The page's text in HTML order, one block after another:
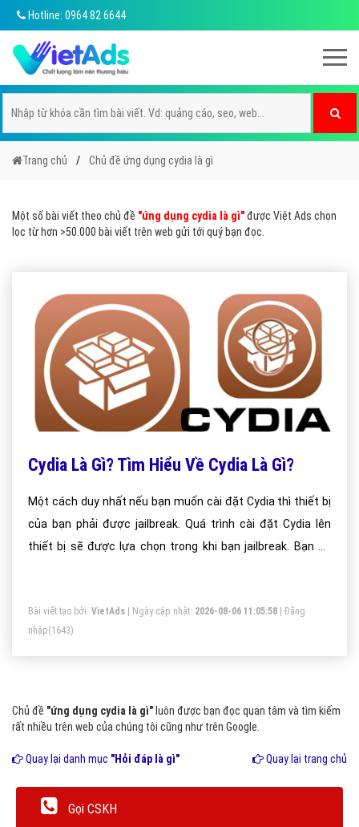
Hotline: 0964 82 6644
Trang chủ Chủ đề ứng dụng cydia là gì
Một số bài viết theo chủ đề "ứng dụng cydia là gì"được Việt Ads chọn
lọc từ hơn >50.000 bài viết trên web gửi tới quý bạn đọc.
Cydia Là Gì? Tìm Hiểu Về Cydia Là Gì?
Một cách duy nhất nếu bạn muốn cài đặt Cydia thì thiết bị
của bạn phải được jailbreak. Quá trình cài đặt Cydia lên
thiết bị sẽ được lựa chọn trong khi bạn jailbreak. Bạn sẽ
Bài viết tạo bởi: VietAds | Ngày cập nhật: 2026-08-06 11:05:58
Đăng
nhập(1643)
Chủ đề "ứng dụng cydia là gì" luôn được bạn đọc quan tâm và tìm kiếm
rất nhiều trên web của chúng tôi cũng như trên Google.
Quay lại danh mục "Hỏi đáp là gì" Quay lại trang chủ
Gọi CSKH